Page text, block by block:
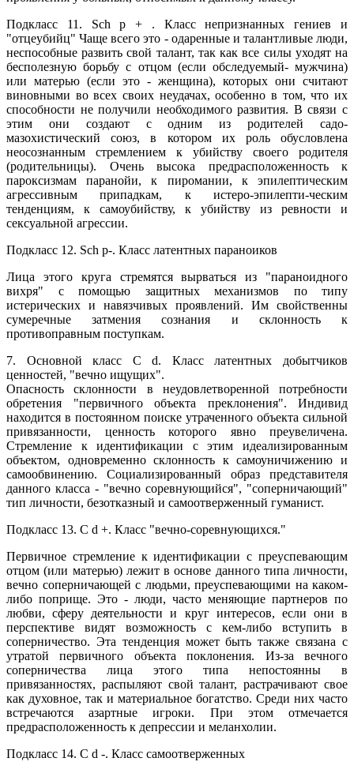
Подкласс 11. Sch p + . Класс непризнанных гениев и
"отцеубийц" Чаще всего это - одаренные и талантливые люди,
неспособные развить свой талант, так как все силы уходят на
бесполезную борьбу с отцом (если обследуемый- мужчина)
или матерью (если это - женщина), которых они считают
виновными во всех своих неудачах, особенно в том, что их
способности не получили необходимого развития. В связи с
этим они создают с одним из родителей садо-
мазохистический союз, в котором их роль обусловлена
неосознанным стремлением к убийству своего родителя
(родительницы). Очень высока предрасположенность к
пароксизмам паранойи, к пиромании, к эпилептическим
агрессивным припадкам, к истеро-эпилепти-ческим
тенденциям, к самоубийству, к убийству из ревности и
сексуальной агрессии.
Подкласс 12. Sch p-. Класс латентных параноиков
Лица этого круга стремятся вырваться из "параноидного
вихря" с помощью защитных механизмов по типу
истерических и навязчивых проявлений. Им свойственны
сумеречные затмения сознания и склонность к
противоправным поступкам.
7. Основной класс С d. Класс латентных добытчиков
ценностей, "вечно ищущих".
Опасность склонности в неудовлетворенной потребности
обретения "первичного объекта преклонения". Индивид
находится в постоянном поиске утраченного объекта сильной
привязанности, ценность которого явно преувеличена.
Стремление к идентификации с этим идеализированным
объектом, одновременно склонность к самоуничижению и
самообвинению. Социализированный образ представителя
данного класса - "вечно соревнующийся", "соперничающий"
тип личности, безотказный и самоотверженный гуманист.
Подкласс 13. С d +. Класс "вечно-соревнующихся."
Первичное стремление к идентификации с преуспевающим
отцом (или матерью) лежит в основе данного типа личности,
вечно соперничающей с людьми, преуспевающими на каком-
либо поприще. Это - люди, часто меняющие партнеров по
любви, сферу деятельности и круг интересов, если они в
перспективе видят возможность с кем-либо вступить в
соперничество. Эта тенденция может быть также связана с
утратой первичного объекта поклонения. Из-за вечного
соперничества лица этого типа непостоянны в
привязанностях, распыляют свой талант, растрачивают свое
как духовное, так и материальное богатство. Среди них часто
встречаются азартные игроки. При этом отмечается
предрасположенность к депрессии и меланхолии.
Подкласс 14. С d -. Класс самоотверженных